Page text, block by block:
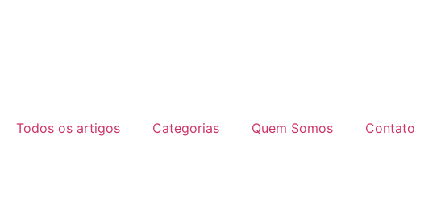
Todos os artigos Categorias Quem Somos Contato